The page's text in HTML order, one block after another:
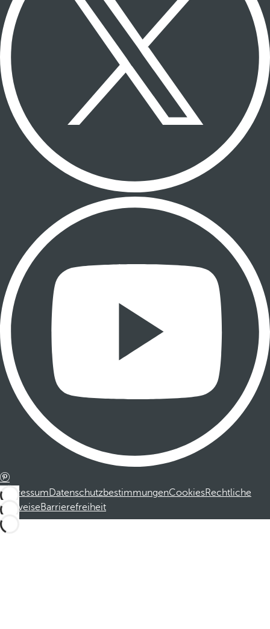
ImpressumDatenschutzbestimmungenCookiesRechtliche
HinweiseBarrierefreiheit